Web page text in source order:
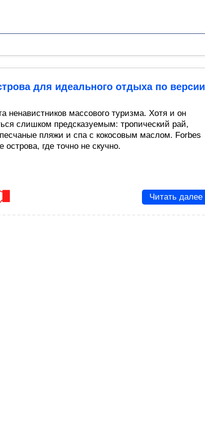
для идеального отдыха по версии
ненавистников массового туризма. Хотя и он
слишком предсказуемым: тропический рай,
пляжи и спа с кокосовым маслом. Forbes
острова, где точно не скучно.
Читать далее